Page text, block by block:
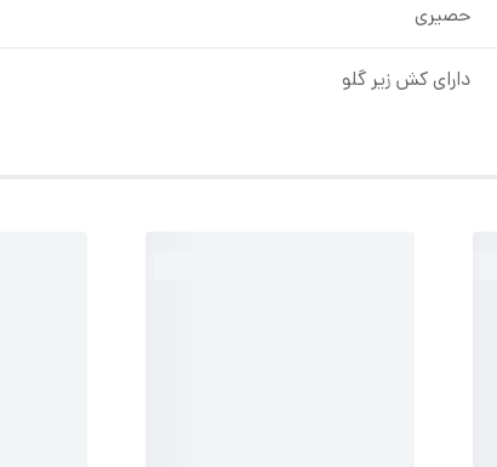
حصیری
دارای کش زیر گلو